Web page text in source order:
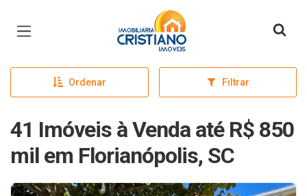
Página inicial
Ordenar Filtrar
41 Imóveis à Venda até R$ 850
mil em Florianópolis, SC